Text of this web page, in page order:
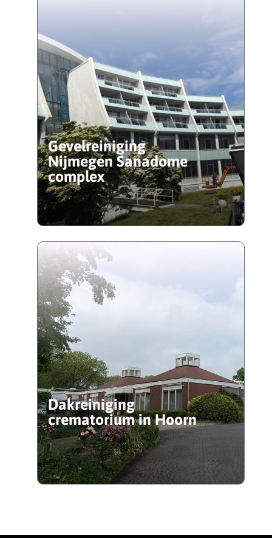
Gevelreiniging
Nijmegen Sanadome
complex
Dakreiniging
crematorium in Hoorn